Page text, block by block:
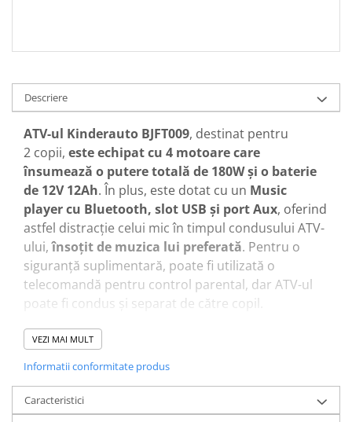
Descriere
ATV-ul Kinderauto BJFT009, destinat pentru
2 copii, este echipat cu 4 motoare care
însumează o putere totală de 180W și o baterie
de 12V 12Ah. În plus, este dotat cu un Music
player cu Bluetooth, slot USB și port Aux, oferind
astfel distracție celui mic în timpul condusului ATV-
ului,însoțit de muzica lui preferată. Pentru o
siguranță suplimentară, poate fi utilizată o
telecomandă pentru control parental, dar ATV-ul
poate fi condus și separat de către copil.
Dotari ATV electric
standard
4 Motoareelectrice de putere
180W la tensiune 12V
Echipata cu Baterie reincarcabila12V 12Ah
VEZI MAI MULT
Informatii conformitate produs
Caracteristici